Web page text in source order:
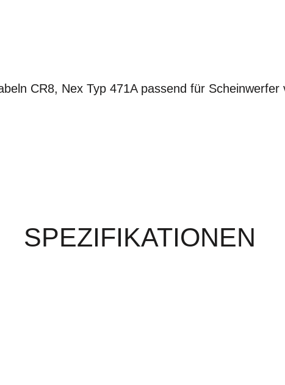
CR8, Nex Typ 471A passend für
SPEZIFIKATIONEN